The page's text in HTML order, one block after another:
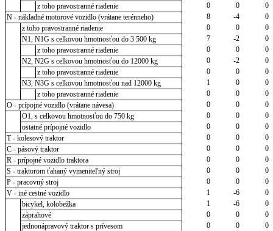
z toho pravostranné riadenie
0 0
0
N - nákladné motorové vozidlo (vrátane terénneho)
8 -4
0
z toho pravostranné riadenie
0 0
0
N1, N1G s celkovou hmotnosťou do 3 500 kg
7 -2
0
z toho pravostranné riadenie
0 0
0
N2, N2G s celkovou hmotnosťou do 12000 kg
0 -2
0
z toho pravostranné riadenie
0 0
0
N3, N3G s celkovou hmotnosťou nad 12000 kg
1 0
0
z toho pravostranné riadenie
0 0
0
O - prípojné vozidlo (vrátane návesa)
0 0
0
O1, s celkovou hmotnosťou do 750 kg
0 0
0
ostatné prípojné vozidlo
0 0
0
T - kolesový traktor
0 0
0
C - pásový traktor
0 0
0
R - prípojné vozidlo traktora
0 0
0
S - traktorom ťahaný vymeniteľný stroj
0 0
0
P - pracovný stroj
0 0
0
V - iné cestné vozidlo
1 -6
0
bicykel, kolobežka
1 -6
0
záprahové
0 0
0
jednonápravový traktor s prívesom
0 0
0